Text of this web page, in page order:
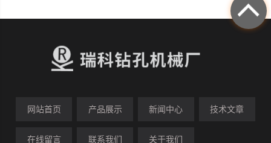
网站首页 产品展示 新闻中心 技术文章
在线留言 联系我们 关于我们